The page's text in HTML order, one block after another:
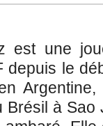
est une
depuis le
à Sao